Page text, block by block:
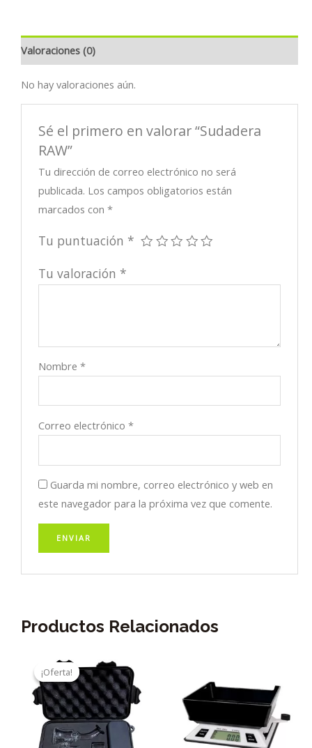
Valoraciones (0)
No hay valoraciones aún.
Sé el primero en valorar “Sudadera
RAW”
Tu dirección de correo electrónico no será
publicada. Los campos obligatorios están
marcados con*
Tu puntuación *
Tu valoración *
Nombre*
Correo electrónico*
Guarda mi nombre, correo electrónico y web en
este navegador para la próxima vez que comente.
Productos Relacionados
¡Oferta!
¡Oferta!